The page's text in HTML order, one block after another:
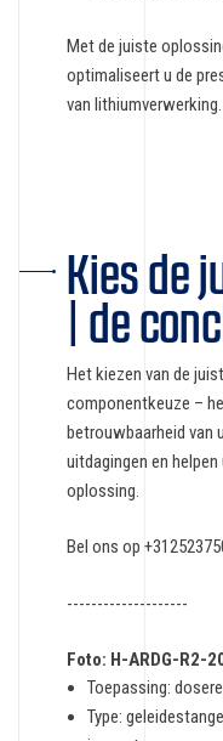
Met de juiste
optimaliseert u de
van lithiumverwerking.
Kies de
| de
Het kiezen van de
componentkeuze –
betrouwbaarheid van
uitdagingen en
oplossing.
Bel ons op
--------------------
Foto: H-ARDG-R2-
Toepassing:
Type: